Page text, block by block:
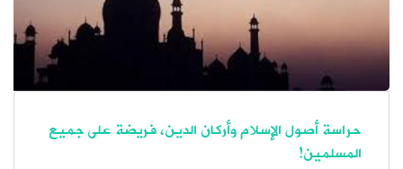
حراسة أصول الإسلام وأركان الدين، فريضة على جميع
المسلمين!